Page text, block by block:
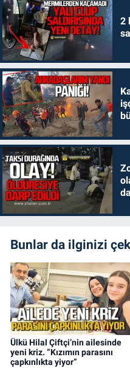
2
Bunlar da ilginizi
Ülkü Hilal Çiftçi’nin ailesinde
yeni kriz. “Kızımın parasını
çapkınlıkta yiyor”